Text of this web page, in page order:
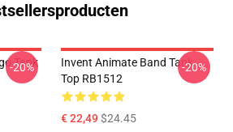
Tank
-20%
Invent Animate Band Tank
Top RB1512
€ 22,49$24.45
-20%